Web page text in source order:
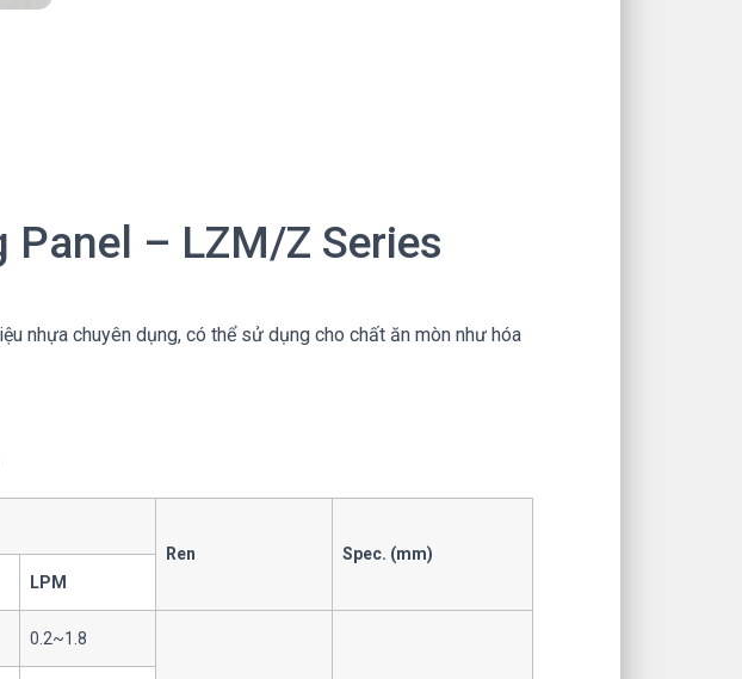
– LZM/Z Series
nhựa chuyên dụng, có thể sử dụng cho chất ăn mòn như hóa
Ren
Spec. (mm)
LPM
0.2~1.8